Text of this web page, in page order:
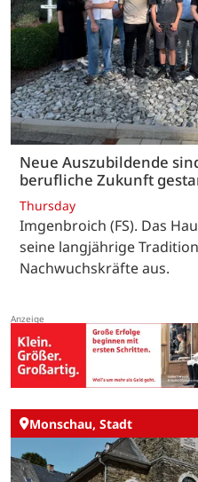
Neue Auszubildende
berufliche Zukunft
Thursday
Imgenbroich (FS). Das
seine langjährige
Nachwuchskräfte aus.
Monschau, Stadt